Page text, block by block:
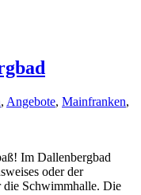
, Angebote, Mainfranken,
Im Dallenbergbad
oder der
die Schwimmhalle. Die